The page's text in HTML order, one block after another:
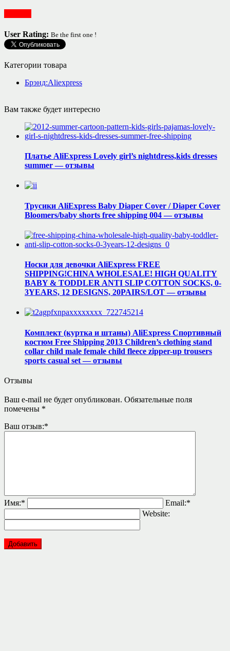
User Rating: Be the first one !
Категории товара
Брэнд:Aliexpress
Вам также будет интересно
Платье AliExpress Lovely girl’s nightdress,kids dresses
summer — отзывы
Трусики AliExpress Baby Diaper Cover / Diaper Cover
Bloomers/baby shorts free shipping 004 — отзывы
Носки для девочки AliExpress FREE
SHIPPING!CHINA WHOLESALE! HIGH QUALITY
BABY & TODDLER ANTI SLIP COTTON SOCKS, 0-
3YEARS, 12 DESIGNS, 20PAIRS/LOT — отзывы
Комплект (куртка и штаны) AliExpress Спортивный
костюм Free Shipping 2013 Children’s clothing stand
collar child male female child fleece zipper-up trousers
sports casual set — отзывы
Отзывы
Ваш e-mail не будет опубликован. Обязательные поля
помечены *
Ваш отзыв:*
Имя:* Email:*
Website: